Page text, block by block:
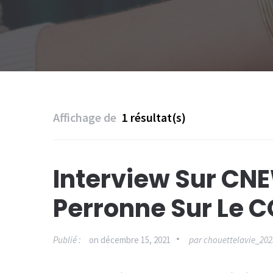
Affichage de 1 résultat(s)
Interview Sur
Perronne Sur Le
Publié : on décembre 15, 2021 par